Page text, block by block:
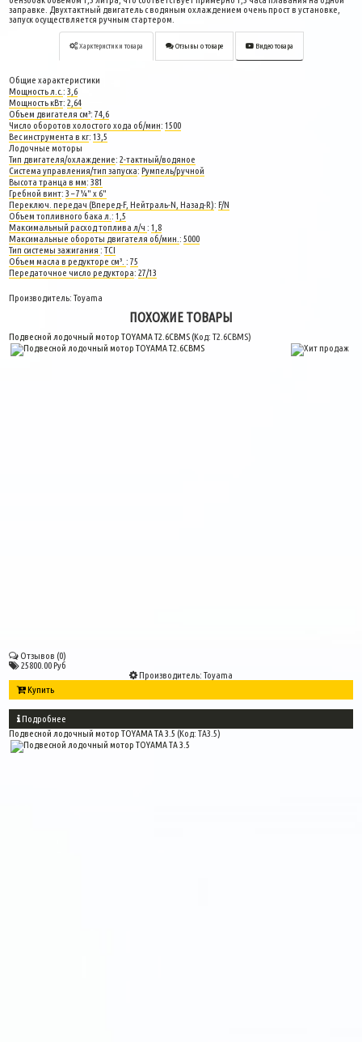
заправке. Двухтактный двигатель с водяным охлаждением очень прост в установке,
запуск осуществляется ручным стартером.
Харктеристики товара Отзывы о товаре Видео товара
Общие характеристики
Мощность л.с.:3,6
Мощность кВт:2,64
Объем двигателя см³:74,6
Число оборотов холостого хода об/мин:1500
Вес инструмента в кг:13,5
Лодочные моторы
Тип двигателя/охлаждение:2-тактный/водяное
Система управления/тип запуска:Румпель/ручной
Высота транца в мм:381
Гребной винт:3 – 7¼" х 6"
Переключ. передач (Вперед-F, Нейтраль-N, Назад-R):F/N
Объем топливного бака л.:1,5
Максимальный расход топлива л/ч:1,8
Максимальные обороты двигателя об/мин.:5000
Тип системы зажигания:TCI
Объем масла в редукторе см³.:75
Передаточное число редуктора:27/13
Производитель:Toyama
ПОХОЖИЕ ТОВАРЫ
Подвесной лодочный мотор TOYAMA T2.6CBMS (Код:T2.6CBMS)
Отзывов (0)
25800.00 Руб
Производитель: Toyama
Купить
Подробнее
Подвесной лодочный мотор TOYAMA TA 3.5 (Код:TA3.5)